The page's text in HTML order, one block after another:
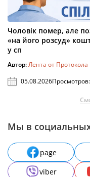
Чоловік помер, але
«на його розсуд»
у сп
Автор:Лента от Протокола
05.08.2026Просмотров:
Мы в социальных
page
viber